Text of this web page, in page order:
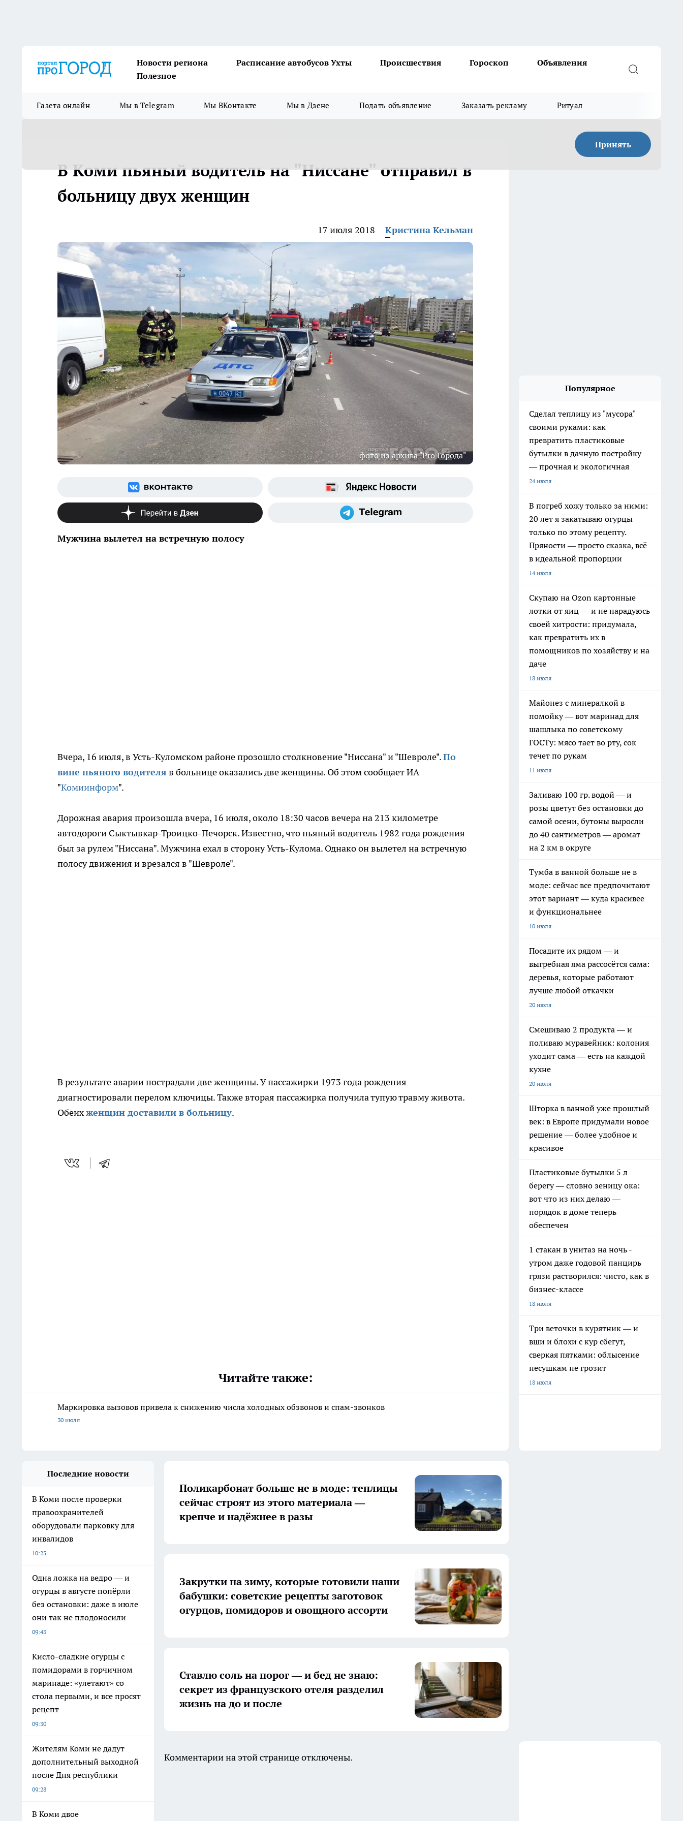
Новости региона Расписание автобусов Ухты Происшествия Гороскоп
Объявления
Полезное
Газета онлайн Мы в Telegram Мы ВКонтакте Мы в Дзене Подать объявление Заказать рекламу Ритуал
Принять
В Коми пьяный водитель на "Ниссане" отправил в
больницу двух женщин
17 июля 2018 Кристина Кельман
фото из архива "Pro Города"
Мужчина вылетел на встречную полосу
Вчера, 16 июля, в Усть-Куломском районе прозошло столкновение "Ниссана" и "Шевроле".По
вине пьяного водителя в больнице оказались две женщины. Об этом сообщает ИА
"Комиинформ".
Дорожная авария произошла вчера, 16 июля, около 18:30 часов вечера на 213 километре
автодороги Сыктывкар-Троицко-Печорск. Известно, что пьяный водитель 1982 года рождения
был за рулем "Ниссана". Мужчина ехал в сторону Усть-Кулома. Однако он вылетел на встречную
полосу движения и врезался в "Шевроле".
В результате аварии пострадали две женщины. У пассажирки 1973 года рождения
диагностировали перелом ключицы. Также вторая пассажирка получила тупую травму живота.
Обеихженщин доставили в больницу.
Читайте также:
Маркировка вызовов привела к снижению числа холодных обзвонов и спам-звонков
30 июля
Популярное
Сделал теплицу из "мусора"
своими руками: как
превратить пластиковые
бутылки в дачную постройку
— прочная и экологичная
24 июля
В погреб хожу только за ними:
20 лет я закатываю огурцы
только по этому рецепту.
Пряности — просто сказка, всё
в идеальной пропорции
14 июля
Скупаю на Ozon картонные
лотки от яиц — и не нарадуюсь
своей хитрости: придумала,
как превратить их в
помощников по хозяйству и на
даче
18 июля
Майонез с минералкой в
помойку — вот маринад для
шашлыка по советскому
ГОСТу: мясо тает во рту, сок
течет по рукам
11 июля
Заливаю 100 гр. водой — и
розы цветут без остановки до
самой осени, бутоны выросли
до 40 сантиметров — аромат
на 2 км в округе
Тумба в ванной больше не в
моде: сейчас все предпочитают
этот вариант — куда красивее
и функциональнее
10 июля
Посадите их рядом — и
выгребная яма рассосётся сама:
деревья, которые работают
лучше любой откачки
20 июля
Смешиваю 2 продукта — и
поливаю муравейник: колония
уходит сама — есть на каждой
кухне
20 июля
Шторка в ванной уже прошлый
век: в Европе придумали новое
решение — более удобное и
красивое
Пластиковые бутылки 5 л
берегу — словно зеницу ока:
вот что из них делаю —
порядок в доме теперь
обеспечен
1 стакан в унитаз на ночь -
утром даже годовой панцирь
грязи растворился: чисто, как в
бизнес-классе
18 июля
Три веточки в курятник — и
вши и блохи с кур сбегут,
сверкая пятками: облысение
несушкам не грозит
18 июля
Последние новости
В Коми после проверки
правоохранителей
оборудовали парковку для
инвалидов
10:25
Одна ложка на ведро — и
огурцы в августе попёрли
без остановки: даже в июле
они так не плодоносили
09:43
Кисло-сладкие огурцы с
помидорами в горчичном
маринаде: «улетают» со
стола первыми, и все просят
рецепт
09:30
Жителям Коми не дадут
дополнительный выходной
после Дня республики
09:28
В Коми двое
Поликарбонат больше не в моде: теплицы
сейчас строят из этого материала —
крепче и надёжнее в разы
Закрутки на зиму, которые готовили наши
бабушки: советские рецепты заготовок
огурцов, помидоров и овощного ассорти
Ставлю соль на порог — и бед не знаю:
секрет из французского отеля разделил
жизнь на до и после
Комментарии на этой странице отключены.